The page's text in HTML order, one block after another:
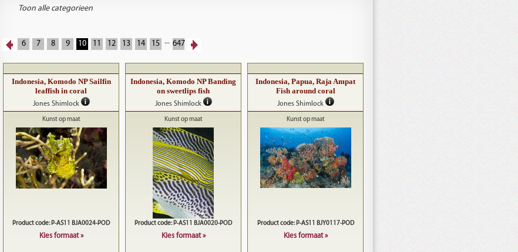
Toon alle categorieen
6 7 8 9 10 11 12 13 14 15 ... 647
Indonesia, Komodo NP Sailfin
leaffish in coral
Jones Shimlock
Kunst op maat
Product code: P-AS11 BJA0024-POD
Kies formaat »
Indonesia, Komodo NP Banding
on sweetlips fish
Jones Shimlock
Kunst op maat
Product code: P-AS11 BJA0020-POD
Kies formaat »
Indonesia, Papua, Raja Ampat
Fish around coral
Jones Shimlock
Kunst op maat
Product code: P-AS11 BJY0117-POD
Kies formaat »